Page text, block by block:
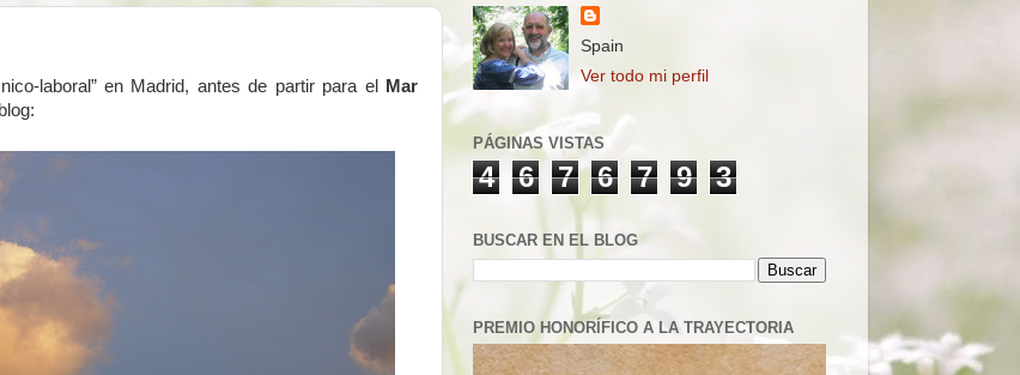
laboral” en Madrid, antes de partir para el
Mar
Spain
Ver todo mi perfil
PÁGINAS VISTAS
4 6 7 6 7 9 3
BUSCAR EN EL BLOG
PREMIO HONORÍFICO A LA TRAYECTORIA